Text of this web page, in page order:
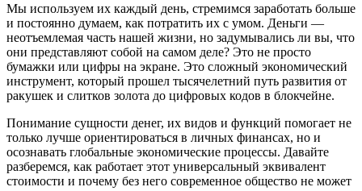
Мы используем их каждый день, стремимся заработать больше
и постоянно думаем, как потратить их с умом. Деньги —
неотъемлемая часть нашей жизни, но задумывались ли вы, что
они представляют собой на самом деле? Это не просто
бумажки или цифры на экране. Это сложный экономический
инструмент, который прошел тысячелетний путь развития от
ракушек и слитков золота до цифровых кодов в блокчейне.
Понимание сущности денег, их видов и функций помогает не
только лучше ориентироваться в личных финансах, но и
осознавать глобальные экономические процессы. Давайте
разберемся, как работает этот универсальный эквивалент
стоимости и почему без него современное общество не может